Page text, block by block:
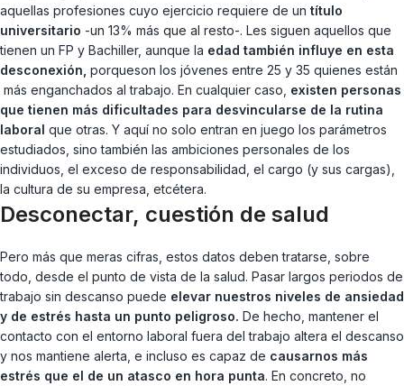
aquellas profesiones cuyo ejercicio requiere de un título
universitario -un 13% más que al resto-. Les siguen aquellos que
tienen un FP y Bachiller, aunque la edad también influye en esta
desconexión, porqueson los jóvenes entre 25 y 35 quienes están
más enganchados al trabajo. En cualquier caso, existen personas
que tienen más dificultades para desvincularse de la rutina
laboral que otras. Y aquí no solo entran en juego los parámetros
estudiados, sino también las ambiciones personales de los
individuos, el exceso de responsabilidad, el cargo (y sus cargas),
la cultura de su empresa, etcétera.
Desconectar, cuestión de salud
Pero más que meras cifras, estos datos deben tratarse, sobre
todo, desde el punto de vista de la salud. Pasar largos periodos de
trabajo sin descanso puede elevar nuestros niveles de ansiedad
y de estrés hasta un punto peligroso. De hecho, mantener el
contacto con el entorno laboral fuera del trabajo altera el descanso
y nos mantiene alerta, e incluso es capaz de causarnos más
estrés que el de un atasco en hora punta. En concreto, no